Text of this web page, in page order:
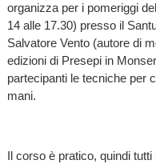
organizza per i pomeriggi
14 alle 17.30) presso il
Salvatore Vento (autore di
edizioni di Presepi in
partecipanti le tecniche per
mani.
Il corso è pratico, quindi